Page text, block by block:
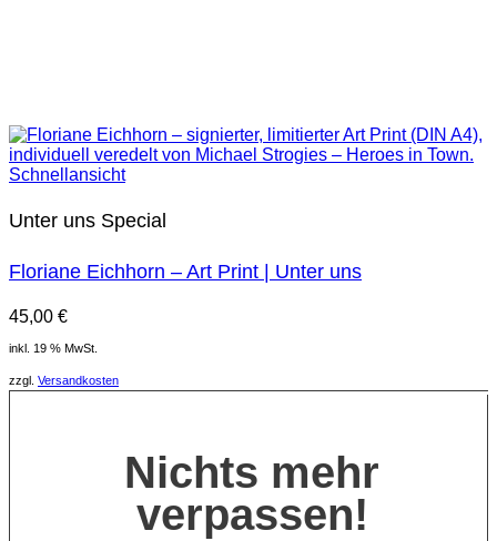
Schnellansicht
Unter uns Special
Floriane Eichhorn – Art Print | Unter uns
45,00 €
inkl. 19 % MwSt.
zzgl. Versandkosten
Nichts mehr
verpassen!